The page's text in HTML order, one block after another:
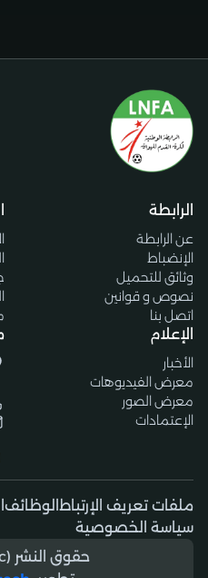
الرابطة
عن الرابطة
الإنضباط
وثائق للتحميل
نصوص و قوانين
اتصل بنا
الإعلام
الأخبار
معرض الفيديوهات
معرض الصور
الإعتمادات
ملفات تعريف الإرتباط الوظائف
سياسة الخصوصية
حقوق النشر (c) 2025 lnfa.